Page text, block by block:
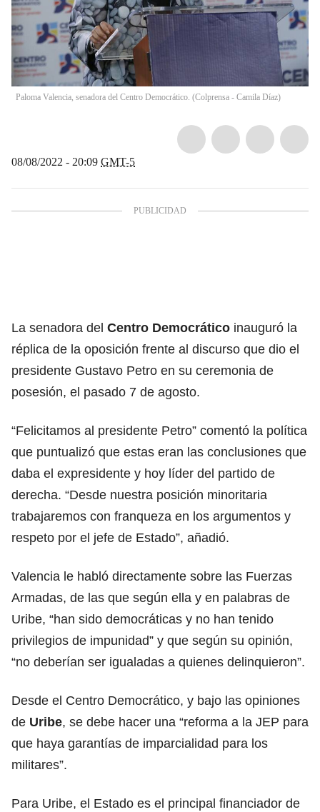
Paloma Valencia, senadora del Centro Democrático. (Colprensa - Camila Díaz)
08/08/2022 - 20:09 GMT-5
La senadora del Centro Democrático inauguró la
réplica de la oposición frente al discurso que dio el
presidente Gustavo Petro en su ceremonia de
posesión, el pasado 7 de agosto.
“Felicitamos al presidente Petro” comentó la política
que puntualizó que estas eran las conclusiones que
daba el expresidente y hoy líder del partido de
derecha. “Desde nuestra posición minoritaria
trabajaremos con franqueza en los argumentos y
respeto por el jefe de Estado”, añadió.
Valencia le habló directamente sobre las Fuerzas
Armadas, de las que según ella y en palabras de
Uribe, “han sido democráticas y no han tenido
privilegios de impunidad” y que según su opinión,
“no deberían ser igualadas a quienes delinquieron”.
Desde el Centro Democrático, y bajo las opiniones
de Uribe, se debe hacer una “reforma a la JEP para
que haya garantías de imparcialidad para los
militares”.
Para Uribe, el Estado es el principal financiador de